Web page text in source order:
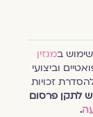
ב מגזין
וביצועי
זכויות
לתקן פרסום
.